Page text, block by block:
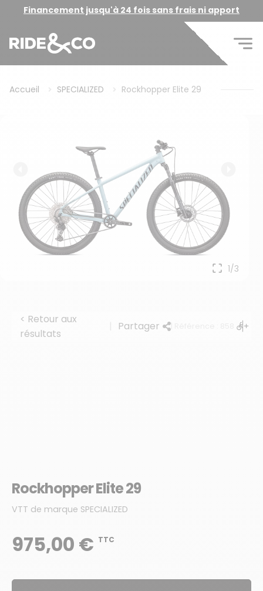
Financement jusqu'à 24 fois sans frais ni apport
Accueil SPECIALIZED Rockhopper Elite 29
1/3
< Retour aux
résultats
Partager | Référence : 858
Rockhopper Elite 29
VTT de marque SPECIALIZED
975,00 € TTC